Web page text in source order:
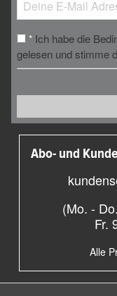
* Ich habe die
gelesen und stimme
Abo- und
(Mo. -
Fr.
Alle